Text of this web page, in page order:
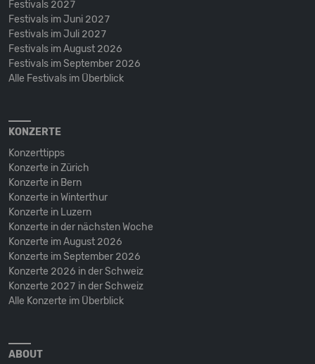
Festivals 2027
Festivals im Juni 2027
Festivals im Juli 2027
Festivals im August 2026
Festivals im September 2026
Alle Festivals im Überblick
KONZERTE
Konzerttipps
Konzerte in Zürich
Konzerte in Bern
Konzerte in Winterthur
Konzerte in Luzern
Konzerte in der nächsten Woche
Konzerte im August 2026
Konzerte im September 2026
Konzerte 2026 in der Schweiz
Konzerte 2027 in der Schweiz
Alle Konzerte im Überblick
ABOUT